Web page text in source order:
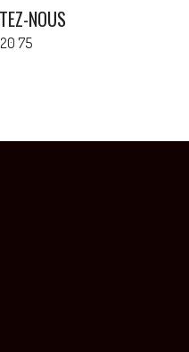
NOUS
20 75